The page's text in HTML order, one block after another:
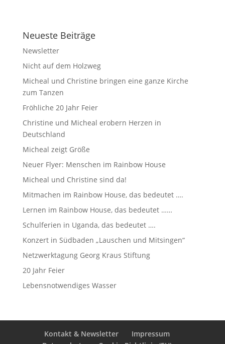
Neueste Beiträge
Newsletter
Nicht auf dem Holzweg
Micheal und Christine bringen eine ganze Kirche
zum Tanzen
Fröhliche 20 Jahr Feier
Christine und Micheal erobern Herzen in
Deutschland
Micheal zeigt Größe
Neuer Flyer: Menschen im Rainbow House
Micheal und Christine sind da!
Mitmachen im Rainbow House, das bedeutet ….
Lernen im Rainbow House, das bedeutet ……
Schulferien in Uganda, das bedeutet ….
Konzert in Südbaden „Lauschen und Mitsingen“
Netzwerktagung Georg Kraus Stiftung
20 Jahr Feier
Lebensnotwendiges Wasser
Kontakt & Newsletter
Impressum